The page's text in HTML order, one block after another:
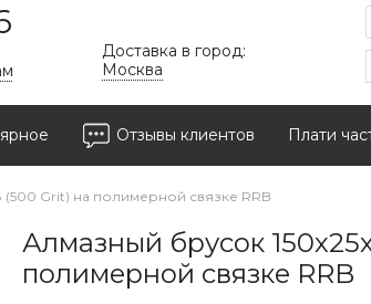
Доставка в город:
Москва
Отзывы клиентов Плати
(500 Grit) на полимерной связке RRB
Алмазный брусок
полимерной связке RRB